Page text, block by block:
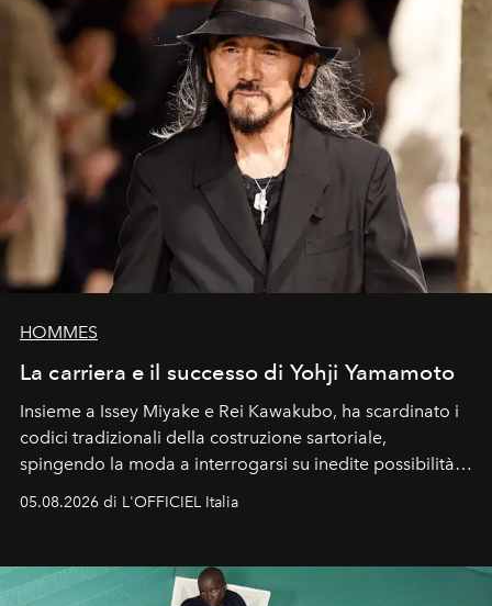
HOMMES
La carriera e il successo di Yohji Yamamoto
Insieme a Issey Miyake e Rei Kawakubo, ha scardinato i
codici tradizionali della costruzione sartoriale,
spingendo la moda a interrogarsi su inedite possibilità
formali e a ridefinire il concetto stesso di silhouette.
un’impronta indelebile nella storia della moda.
05.08.2026 di L'OFFICIEL Italia